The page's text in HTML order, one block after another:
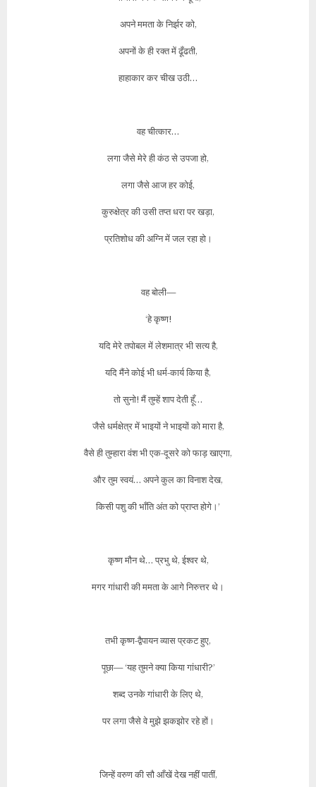
अपने ममता के निर्झर को,
अपनों के ही रक्त में ढूँढती,
हाहाकार कर चीख उठी…
वह चीत्कार…
लगा जैसे मेरे ही कंठ से उपजा हो,
लगा जैसे आज हर कोई,
कुरुक्षेत्र की उसी तप्त धरा पर खड़ा,
प्रतिशोध की अग्नि में जल रहा हो।
वह बोली—
‘हे कृष्ण!
यदि मेरे तपोबल में लेशमात्र भी सत्य है,
यदि मैंने कोई भी धर्म-कार्य किया है,
तो सुनो! मैं तुम्हें शाप देती हूँ…
जैसे धर्मक्षेत्र में भाइयों ने भाइयों को मारा है,
वैसे ही तुम्हारा वंश भी एक-दूसरे को फाड़ खाएगा,
और तुम स्वयं… अपने कुल का विनाश देख,
किसी पशु की भाँति अंत को प्राप्त होगे।’
कृष्ण मौन थे… प्रभु थे, ईश्वर थे,
मगर गांधारी की ममता के आगे निरुत्तर थे।
तभी कृष्ण-द्वैपायन व्यास प्रकट हुए,
पूछा— ‘यह तुमने क्या किया गांधारी?’
शब्द उनके गांधारी के लिए थे,
पर लगा जैसे वे मुझे झकझोर रहे हों।
जिन्हें वरुण की सौ आँखें देख नहीं पातीं,